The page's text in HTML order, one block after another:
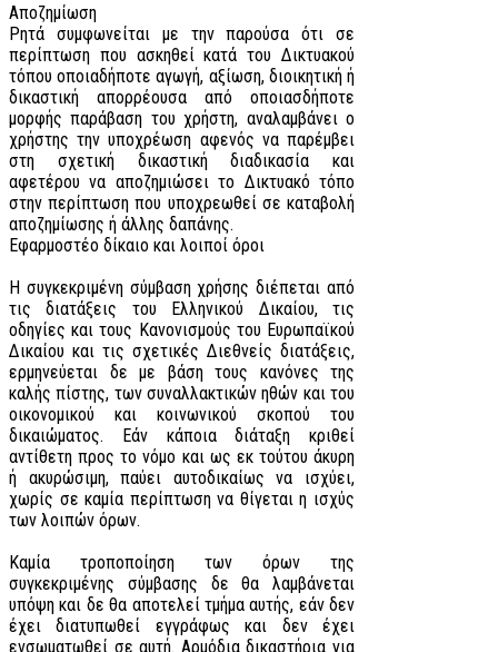
Αποζημίωση
Ρητά συμφωνείται με την παρούσα ότι σε
περίπτωση που ασκηθεί κατά του Δικτυακού
τόπου οποιαδήποτε αγωγή, αξίωση, διοικητική ή
δικαστική απορρέουσα από οποιασδήποτε
μορφής παράβαση του χρήστη, αναλαμβάνει ο
χρήστης την υποχρέωση αφενός να παρέμβει
στη σχετική δικαστική διαδικασία και
αφετέρου να αποζημιώσει το Δικτυακό τόπο
στην περίπτωση που υποχρεωθεί σε καταβολή
αποζημίωσης ή άλλης δαπάνης.
Εφαρμοστέο δίκαιο και λοιποί όροι
Η συγκεκριμένη σύμβαση χρήσης διέπεται από
τις διατάξεις του Ελληνικού Δικαίου, τις
οδηγίες και τους Κανονισμούς του Ευρωπαϊκού
Δικαίου και τις σχετικές Διεθνείς διατάξεις,
ερμηνεύεται δε με βάση τους κανόνες της
καλής πίστης, των συναλλακτικών ηθών και του
οικονομικού και κοινωνικού σκοπού του
δικαιώματος. Εάν κάποια διάταξη κριθεί
αντίθετη προς το νόμο και ως εκ τούτου άκυρη
ή ακυρώσιμη, παύει αυτοδικαίως να ισχύει,
χωρίς σε καμία περίπτωση να θίγεται η ισχύς
των λοιπών όρων.
Καμία τροποποίηση των όρων της
συγκεκριμένης σύμβασης δε θα λαμβάνεται
υπόψη και δε θα αποτελεί τμήμα αυτής, εάν δεν
έχει διατυπωθεί εγγράφως και δεν έχει
ενσωματωθεί σε αυτή. Αρμόδια δικαστήρια για